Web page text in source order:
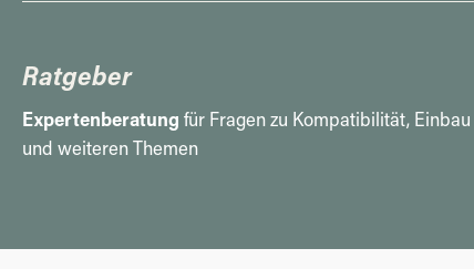
Ratgeber
Expertenberatung für Fragen zu Kompatibilität, Einbau
und weiteren Themen